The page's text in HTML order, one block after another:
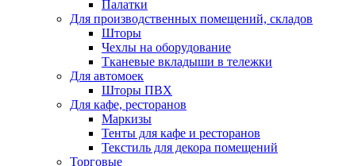
Палатки
Для производственных помещений, складов
Шторы
Чехлы на оборудование
Тканевые вкладыши в тележки
Для автомоек
Шторы ПВХ
Для кафе, ресторанов
Маркизы
Тенты для кафе и ресторанов
Текстиль для декора помещений
Торговые